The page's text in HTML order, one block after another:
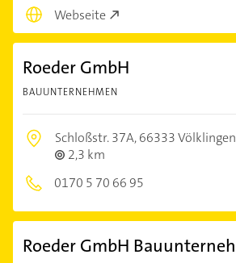
Webseite
Roeder GmbH
BAUUNTERNEHMEN
Schloßstr. 37A,66333 Völklingen
2,3 km
0170 5 70 66 95
Roeder GmbH